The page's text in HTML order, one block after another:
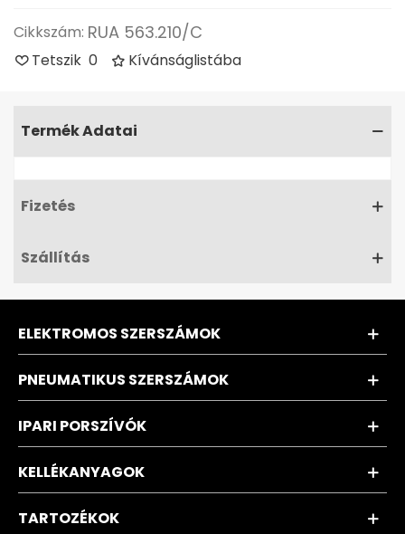
Cikkszám: RUA 563.210/C
Tetszik 0 Kívánságlistába
Termék Adatai
Fizetés
Szállítás
ELEKTROMOS SZERSZÁMOK
PNEUMATIKUS SZERSZÁMOK
IPARI PORSZÍVÓK
KELLÉKANYAGOK
TARTOZÉKOK